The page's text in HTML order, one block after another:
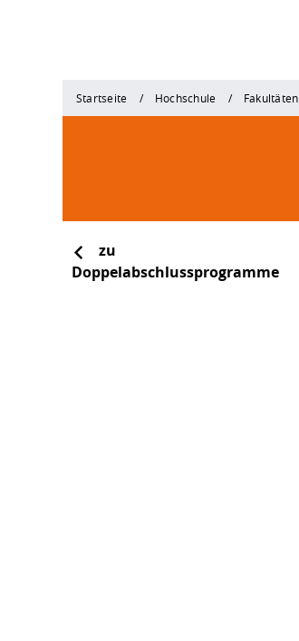
Startseite Hochschule Fakultäten
zu
Doppelabschlussprogramme